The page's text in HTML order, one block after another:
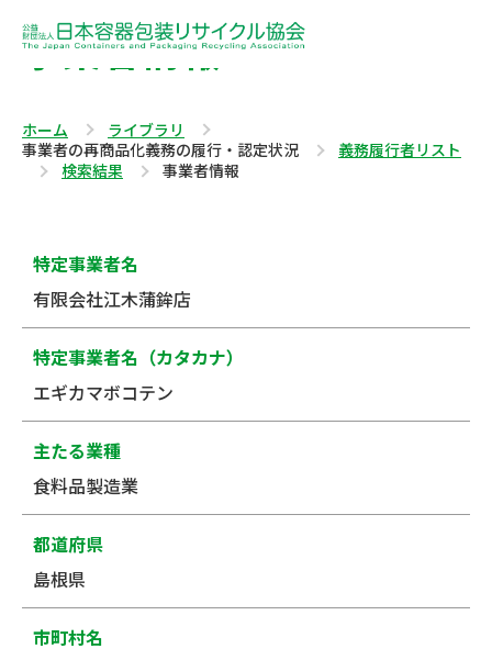
事業者情報
ホーム
ライブラリ
事業者の再商品化義務の履行・認定状況
義務履行者リスト
検索結果
事業者情報
特定事業者名
有限会社江木蒲鉾店
特定事業者名（カタカナ）
エギカマボコテン
主たる業種
食料品製造業
都道府県
島根県
市町村名